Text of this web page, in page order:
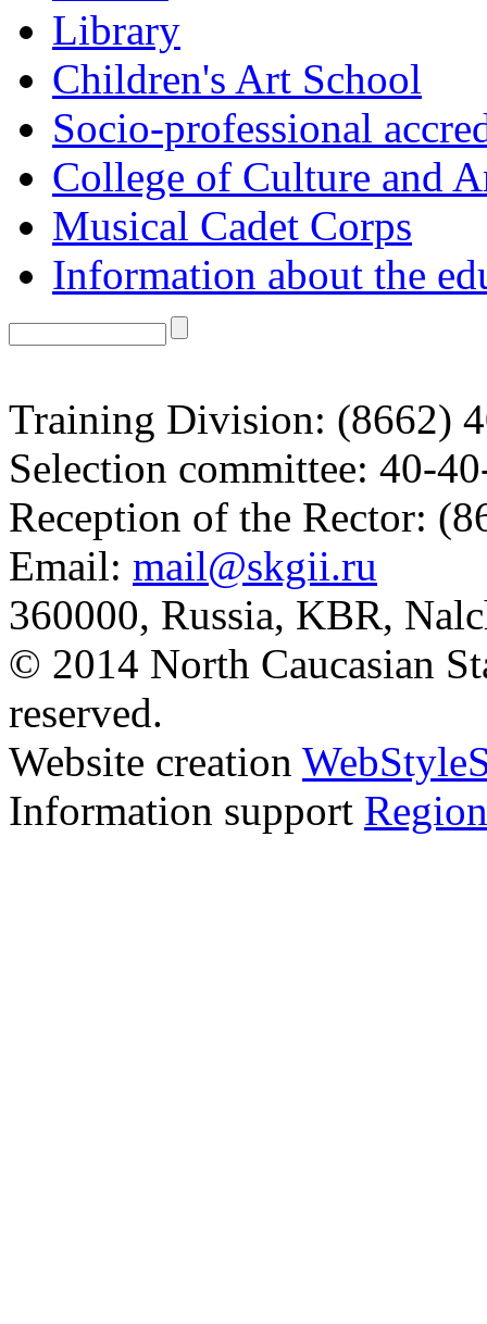
Library
Children's Art School
Socio-professional
College of Culture and
Musical Cadet Corps
Information about the
Training Division: (8662)
Selection committee: 40-
Reception of the Rector:
Email: mail@skgii.ru
360000, Russia, KBR,
© 2014 North Caucasian
reserved.
Website creation
Information support